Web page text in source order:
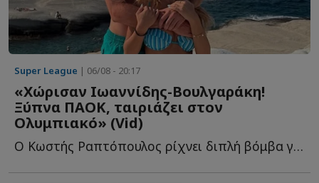
Super League | 06/08 - 20:17
«Χώρισαν Ιωαννίδης-Βουλγαράκη!
Ξύπνα ΠΑΟΚ, ταιριάζει στον
Ολυμπιακό» (Vid)
Ο Κωστής Ραπτόπουλος ρίχνει διπλή βόμβα για τον Φώτη Ι...